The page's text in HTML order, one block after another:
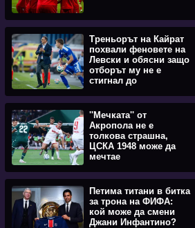
Треньорът на Кайрат
похвали феновете на
Левски и обясни защо
отборът му не е
стигнал до
''Мечката'' от
Акропола не е
толкова страшна,
ЦСКА 1948 може да
мечтае
Петима титани в битка
за трона на ФИФА:
кой може да смени
Джани Инфантино?